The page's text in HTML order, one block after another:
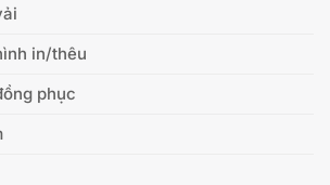
in/thêu
phục